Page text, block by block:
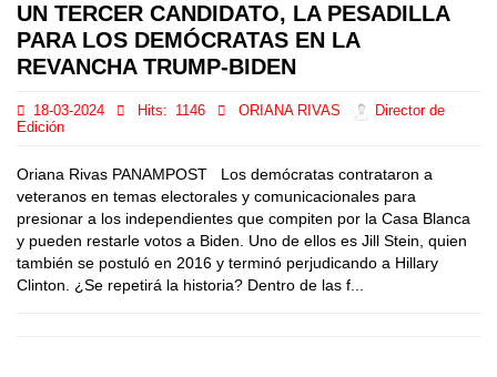
UN TERCER CANDIDATO, LA PESADILLA
PARA LOS DEMÓCRATAS EN LA
REVANCHA TRUMP-BIDEN
18-03-2024 Hits: 1146 ORIANA RIVAS
Director de
Edición
Oriana Rivas PANAMPOST Los demócratas contrataron a
veteranos en temas electorales y comunicacionales para
presionar a los independientes que compiten por la Casa Blanca
y pueden restarle votos a Biden. Uno de ellos es Jill Stein, quien
también se postuló en 2016 y terminó perjudicando a Hillary
Clinton. ¿Se repetirá la historia? Dentro de las f...